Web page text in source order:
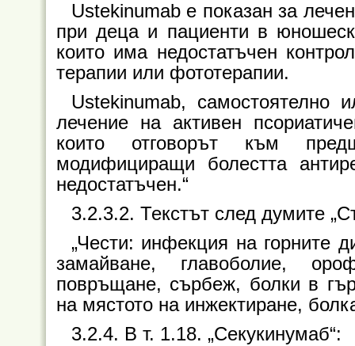
Ustekinumab е показан за
при деца и пациенти в
които има недостатъчен
терапии или фототерапии.
Ustekinumab,
лечение на активен
които отговорът към
модифициращи болестта
недостатъчен.“
3.2.3.2. Текстът след думите
„Чести: инфекция на горните
замайване, главоболие,
повръщане, сърбеж, болки в
на мястото на инжектиране,
3.2.4. В т. 1.18. „Секукинумаб“: